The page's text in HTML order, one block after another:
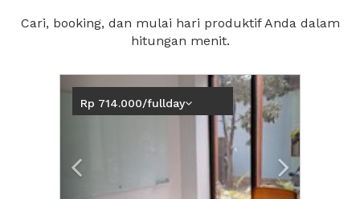
Cari, booking, dan mulai hari produktif Anda dalam
hitungan menit.
Previous Next2
Rp 714.000/fullday